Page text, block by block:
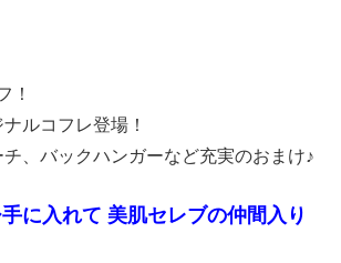
！
ルコフレ登場！
、バックハンガーなど充実のおまけ♪
に入れて 美肌セレブの仲間入り